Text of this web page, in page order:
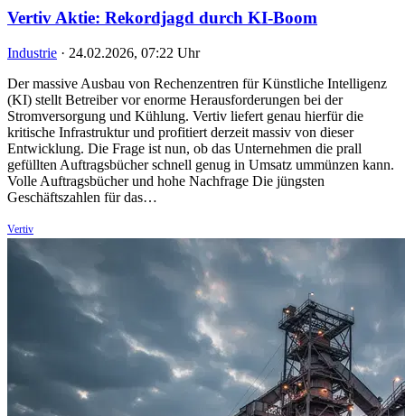
Vertiv Aktie: Rekordjagd durch KI-Boom
Industrie · 24.02.2026, 07:22 Uhr
Der massive Ausbau von Rechenzentren für Künstliche Intelligenz
(KI) stellt Betreiber vor enorme Herausforderungen bei der
Stromversorgung und Kühlung. Vertiv liefert genau hierfür die
kritische Infrastruktur und profitiert derzeit massiv von dieser
Entwicklung. Die Frage ist nun, ob das Unternehmen die prall
gefüllten Auftragsbücher schnell genug in Umsatz ummünzen kann.
Volle Auftragsbücher und hohe Nachfrage Die jüngsten
Geschäftszahlen für das…
Vertiv